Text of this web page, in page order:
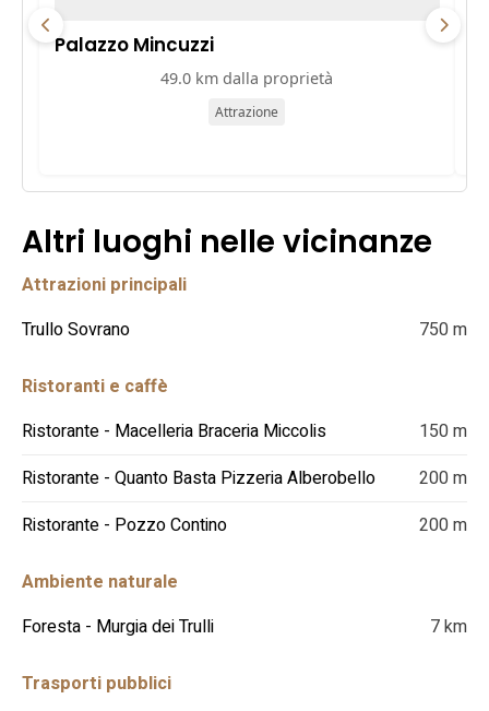
Palazzo Mincuzzi
49.0 km dalla proprietà
Attrazione
Altri luoghi nelle vicinanze
Attrazioni principali
Trullo Sovrano
750 m
Ristoranti e caffè
Ristorante - Macelleria Braceria Miccolis
150 m
Ristorante - Quanto Basta Pizzeria Alberobello
200 m
Ristorante - Pozzo Contino
200 m
Ambiente naturale
Foresta - Murgia dei Trulli
7 km
Trasporti pubblici